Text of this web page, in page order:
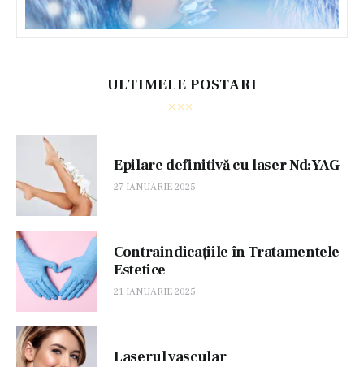
ULTIMELE POSTARI
Epilare definitivă cu laser Nd:YAG
27 IANUARIE 2025
Contraindicațiile în Tratamentele
Estetice
21 IANUARIE 2025
Laserul vascular